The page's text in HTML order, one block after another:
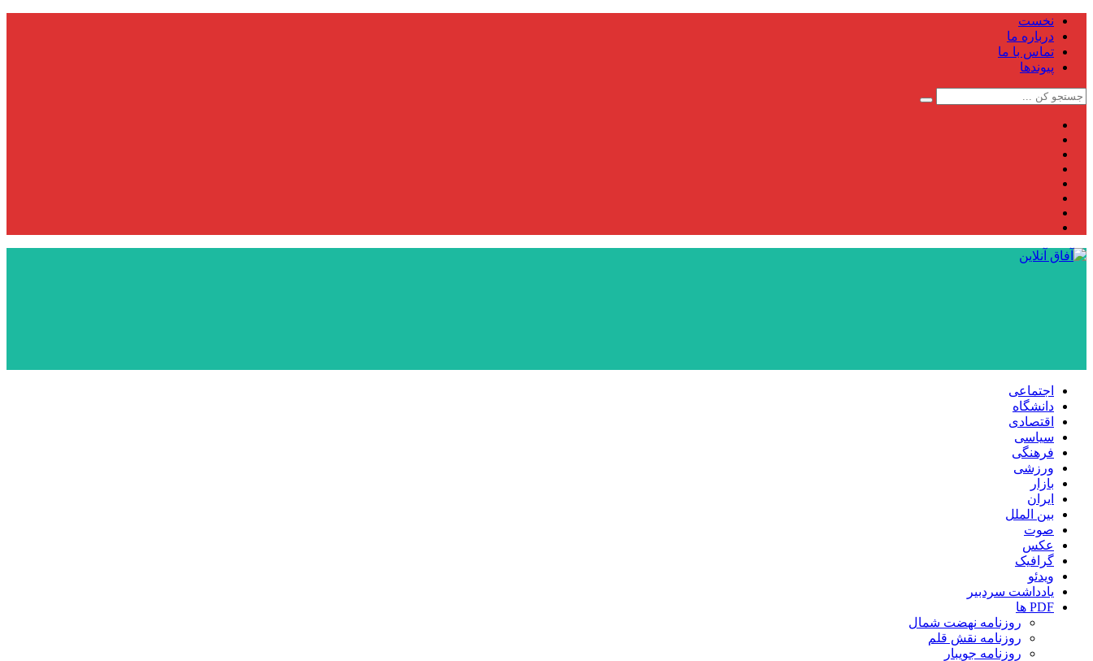
نخست
درباره ما
تماس با ما
پیوندها
اجتماعی
دانشگاه
اقتصادی
سیاسی
فرهنگی
ورزشی
بازار
ایران
بین الملل
صوت
عکس
گرافیک
ویدئو
یادداشت سردبیر
PDF ها
روزنامه نهضت شمال
روزنامه نقش قلم
روزنامه جویبار